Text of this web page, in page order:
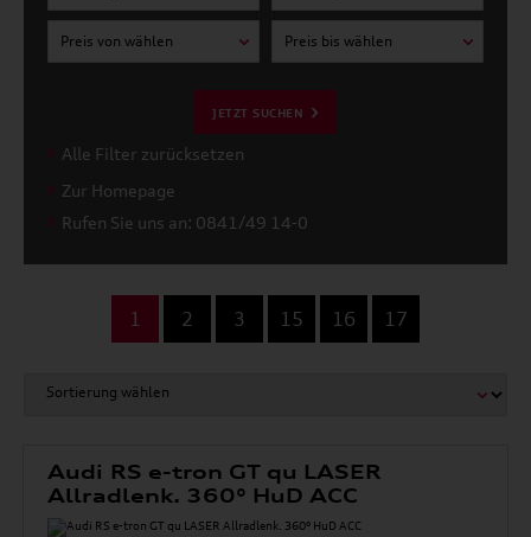
Preis von wählen Preis bis wählen
JETZT SUCHEN
Alle Filter zurücksetzen
Zur Homepage
Rufen Sie uns an: 0841/49 14-0
1 2 3 15 16 17
Audi RS e-tron GT qu LASER
Allradlenk. 360° HuD ACC